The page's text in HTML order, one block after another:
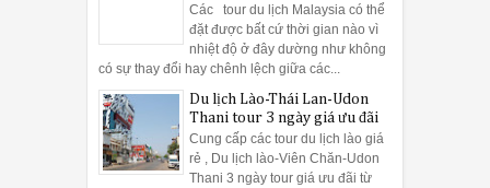
Các tour du lịch Malaysia có thể
đặt được bất cứ thời gian nào vì
nhiệt độ ở đây dường như không
có sự thay đổi hay chênh lệch giữa các...
Du lịch Lào-Thái Lan-Udon
Thani tour 3 ngày giá ưu đãi
Cung cấp các tour du lịch lào giá
rẻ , Du lịch lào-Viên Chăn-Udon
Thani 3 ngày tour giá ưu đãi từ